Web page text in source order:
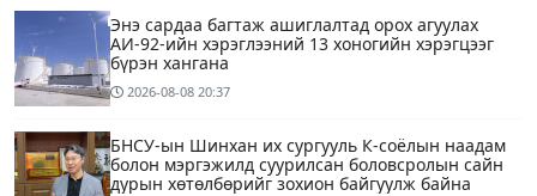
Энэ сардаа багтаж ашиглалтад орох агуулах
АИ-92-ийн хэрэглээний 13 хоногийн хэрэгцээг
бүрэн хангана
2026-08-08 20:37
БНСУ-ын Шинхан их сургууль К-соёлын наадам
болон мэргэжилд суурилсан боловсролын сайн
дурын хөтөлбөрийг зохион байгуулж байна